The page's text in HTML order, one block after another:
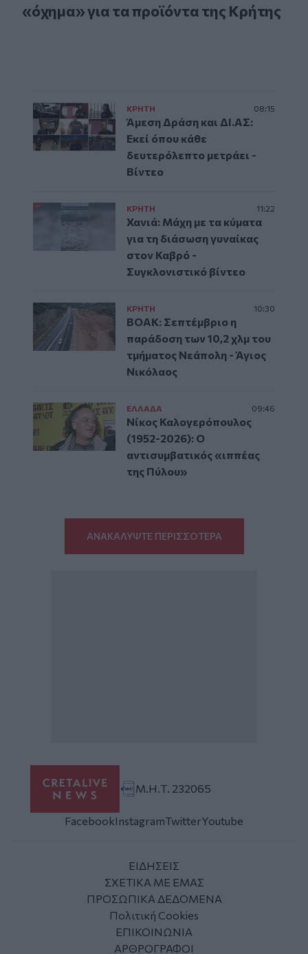
«όχημα» για τα προϊόντα της Κρήτης
ΚΡΗΤΗ 08:15
Άμεση Δράση και ΔΙ.ΑΣ:
Εκεί όπου κάθε
δευτερόλεπτο μετράει -
Βίντεο
ΚΡΗΤΗ 11:22
Χανιά: Μάχη με τα κύματα
για τη διάσωση γυναίκας
στον Καβρό -
Συγκλονιστικό βίντεο
ΚΡΗΤΗ 10:30
ΒΟΑΚ: Σεπτέμβριο η
παράδοση των 10,2 χλμ του
τμήματος Νεάπολη - Άγιος
Νικόλαος
ΕΛΛAΔΑ 09:46
Νίκος Καλογερόπουλος
(1952-2026): O
αντισυμβατικός «ιππέας
της Πύλου»
ΑΝΑΚΑΛΥΨΤΕ ΠΕΡΙΣΣΟΤΕΡΑ
Μ.Η.Τ. 232065
FacebookInstagramTwitterYoutube
ΕΙΔΗΣΕΙΣ
ΣΧΕΤΙΚΑ ΜΕ ΕΜΑΣ
ΠΡΟΣΩΠΙΚΑ ΔΕΔΟΜΕΝΑ
Πολιτική Cookies
ΕΠΙΚΟΙΝΩΝΙΑ
ΑΡΘΡΟΓΡΑΦΟΙ